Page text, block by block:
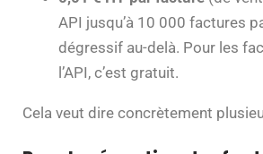
API jusqu’à 10 000 factures
dégressif au-delà. Pour les
l’API, c’est gratuit.
Cela veut dire concrètement